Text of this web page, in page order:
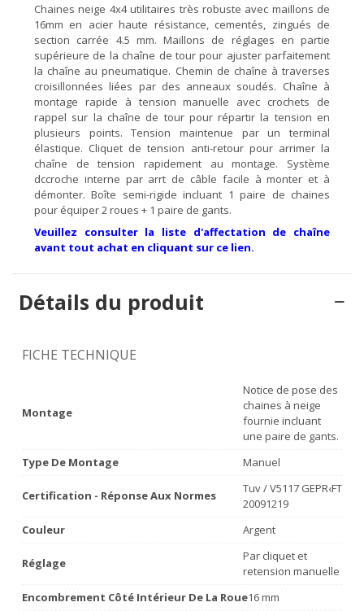
Chaines neige 4x4 utilitaires très robuste avec maillons de
16mm en acier haute résistance, cementés, zingués de
section carrée 4.5 mm. Maillons de réglages en partie
supérieure de la chaîne de tour pour ajuster parfaitement
la chaîne au pneumatique. Chemin de chaîne à traverses
croisillonnées liées par des anneaux soudés. Chaîne à
montage rapide à tension manuelle avec crochets de
rappel sur la chaîne de tour pour répartir la tension en
plusieurs points. Tension maintenue par un terminal
élastique. Cliquet de tension anti-retour pour arrimer la
chaîne de tension rapidement au montage. Système
dccroche interne par arrt de câble facile à monter et à
démonter. Boîte semi-rigide incluant 1 paire de chaines
pour équiper 2 roues + 1 paire de gants.
Veuillez consulter la liste d'affectation de chaîne
avant tout achat en cliquant sur ce lien.
Détails du produit
FICHE TECHNIQUE
Montage
Notice de pose des
chaines à neige
fournie incluant
une paire de gants.
Type De Montage
Manuel
Certification - Réponse Aux Normes
Tuv / V5117 GEPR‹FT
20091219
Couleur
Argent
Réglage
Par cliquet et
retension manuelle
Encombrement Côté Intérieur De La Roue16 mm